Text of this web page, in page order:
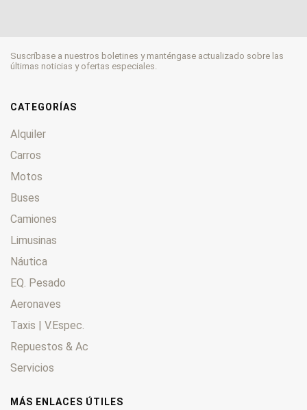
Suscríbase a nuestros boletines y manténgase actualizado sobre las
últimas noticias y ofertas especiales.
CATEGORÍAS
Alquiler
Carros
Motos
Buses
Camiones
Limusinas
Náutica
EQ. Pesado
Aeronaves
Taxis | V.Espec.
Repuestos & Ac
Servicios
MÁS ENLACES ÚTILES